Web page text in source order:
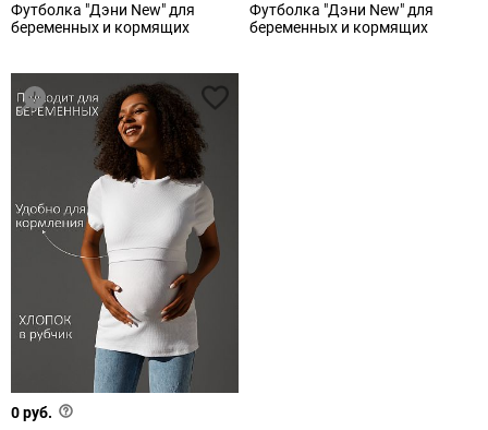
Футболка "Дэни New" для
беременных и кормящих
Футболка "Дэни New" для
беременных и кормящих
0 руб.